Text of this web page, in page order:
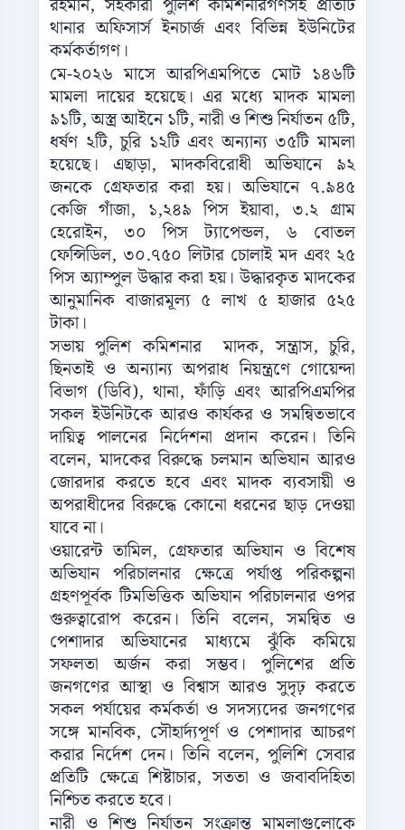
রহমান, সহকারী পুলিশ কমিশনারগণসহ প্রতিটি
থানার অফিসার্স ইনচার্জ এবং বিভিন্ন ইউনিটের
কর্মকর্তাগণ।
মে-২০২৬ মাসে আরপিএমপিতে মোট ১৪৬টি
মামলা দায়ের হয়েছে। এর মধ্যে মাদক মামলা
৯১টি, অস্ত্র আইনে ১টি, নারী ও শিশু নির্যাতন ৫টি,
ধর্ষণ ২টি, চুরি ১২টি এবং অন্যান্য ৩৫টি মামলা
হয়েছে। এছাড়া, মাদকবিরোধী অভিযানে ৯২
জনকে গ্রেফতার করা হয়। অভিযানে ৭.৯৪৫
কেজি গাঁজা, ১,২৪৯ পিস ইয়াবা, ৩.২ গ্রাম
হেরোইন, ৩০ পিস ট্যাপেন্ডল, ৬ বোতল
ফেন্সিডিল, ৩০.৭৫০ লিটার চোলাই মদ এবং ২৫
পিস অ্যাম্পুল উদ্ধার করা হয়। উদ্ধারকৃত মাদকের
আনুমানিক বাজারমূল্য ৫ লাখ ৫ হাজার ৫২৫
টাকা।
সভায় পুলিশ কমিশনার মাদক, সন্ত্রাস, চুরি,
ছিনতাই ও অন্যান্য অপরাধ নিয়ন্ত্রণে গোয়েন্দা
বিভাগ (ডিবি), থানা, ফাঁড়ি এবং আরপিএমপির
সকল ইউনিটকে আরও কার্যকর ও সমন্বিতভাবে
দায়িত্ব পালনের নির্দেশনা প্রদান করেন। তিনি
বলেন, মাদকের বিরুদ্ধে চলমান অভিযান আরও
জোরদার করতে হবে এবং মাদক ব্যবসায়ী ও
অপরাধীদের বিরুদ্ধে কোনো ধরনের ছাড় দেওয়া
যাবে না।
ওয়ারেন্ট তামিল, গ্রেফতার অভিযান ও বিশেষ
অভিযান পরিচালনার ক্ষেত্রে পর্যাপ্ত পরিকল্পনা
গ্রহণপূর্বক টিমভিত্তিক অভিযান পরিচালনার ওপর
গুরুত্বারোপ করেন। তিনি বলেন, সমন্বিত ও
পেশাদার অভিযানের মাধ্যমে ঝুঁকি কমিয়ে
সফলতা অর্জন করা সম্ভব। পুলিশের প্রতি
জনগণের আস্থা ও বিশ্বাস আরও সুদৃঢ় করতে
সকল পর্যায়ের কর্মকর্তা ও সদস্যদের জনগণের
সঙ্গে মানবিক, সৌহার্দ্যপূর্ণ ও পেশাদার আচরণ
করার নির্দেশ দেন। তিনি বলেন, পুলিশি সেবার
প্রতিটি ক্ষেত্রে শিষ্টাচার, সততা ও জবাবদিহিতা
নিশ্চিত করতে হবে।
নারী ও শিশু নির্যাতন সংক্রান্ত মামলাগুলোকে